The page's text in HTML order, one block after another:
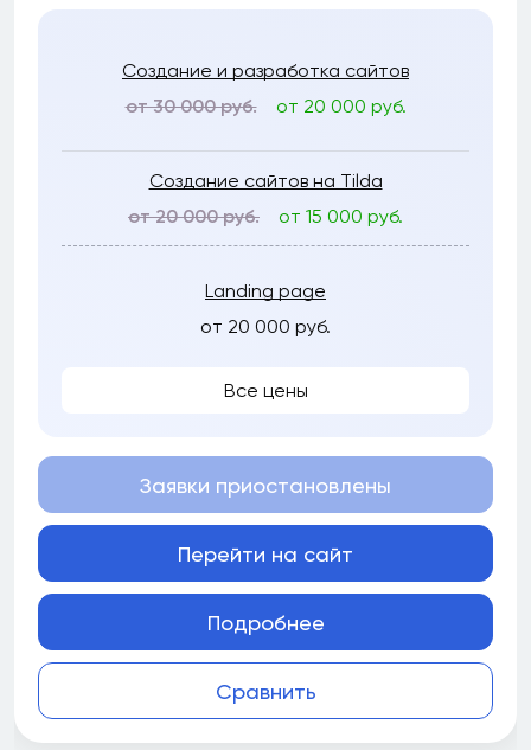
Создание и разработка сайтов
от 30 000 руб.
от 20 000 руб.
Создание сайтов на Tilda
от 20 000 руб.
от 15 000 руб.
Landing page
от 20 000 руб.
Все цены
Сравнить
Заявки приостановлены
Перейти на сайт
Подробнее